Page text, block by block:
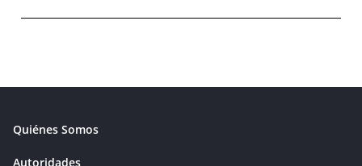
Quiénes Somos
Autoridades